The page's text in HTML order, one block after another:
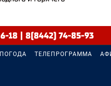
ПОГОДА ТЕЛЕПРОГРАММА